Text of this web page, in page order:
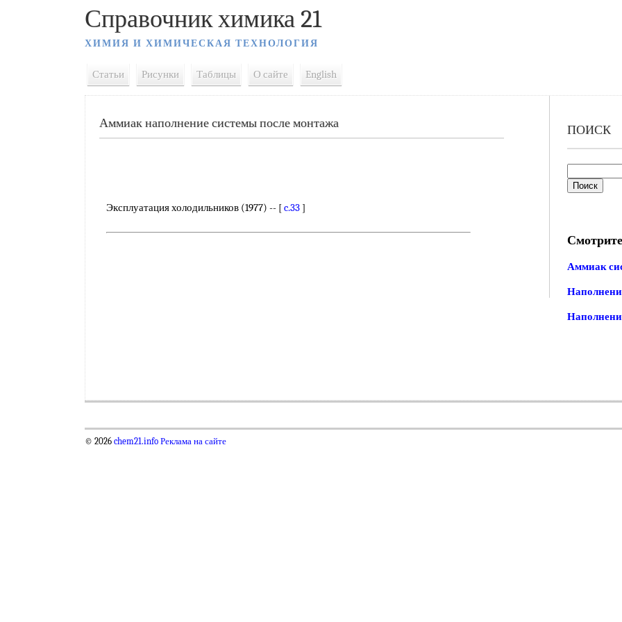
Справочник химика 21
ХИМИЯ И ХИМИЧЕСКАЯ ТЕХНОЛОГИЯ
Статьи Рисунки Таблицы О сайте English
Аммиак наполнение системы после монтажа
Эксплуатация холодильников (1977) -- [c.33 ]
ПОИСК
Аммиак
© 2026 chem21.info Реклама на сайте